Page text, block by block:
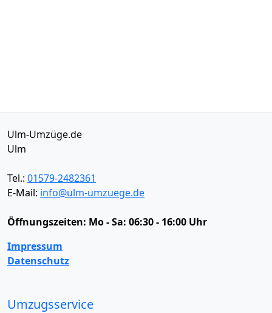
Ulm-Umzüge.de
Ulm
Tel.: 01579-2482361
E-Mail: info@ulm-umzuege.de
Öffnungszeiten: Mo - Sa: 06:30 - 16:00 Uhr
Impressum
Datenschutz
Umzugsservice